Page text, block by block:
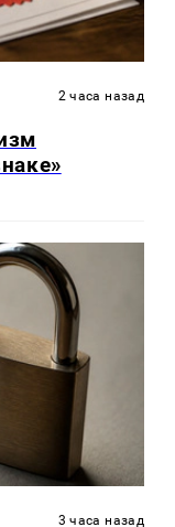
2 часа назад
3 часа назад